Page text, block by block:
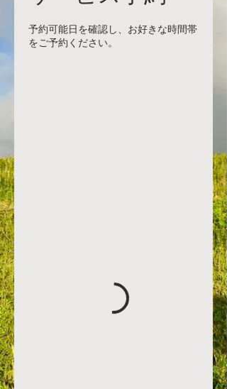
予約可能日を確認し、お好きな時間帯
をご予約ください。